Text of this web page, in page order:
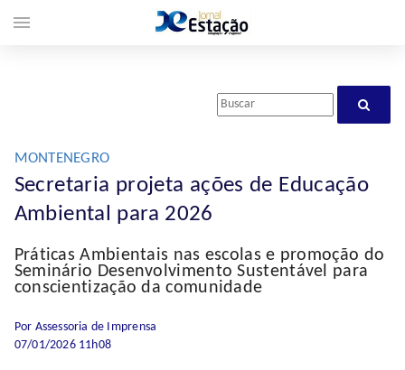
MONTENEGRO
Secretaria projeta ações de Educação
Ambiental para 2026
Práticas Ambientais nas escolas e promoção do
Seminário Desenvolvimento Sustentável para
conscientização da comunidade
Por Assessoria de Imprensa
07/01/2026 11h08
menu